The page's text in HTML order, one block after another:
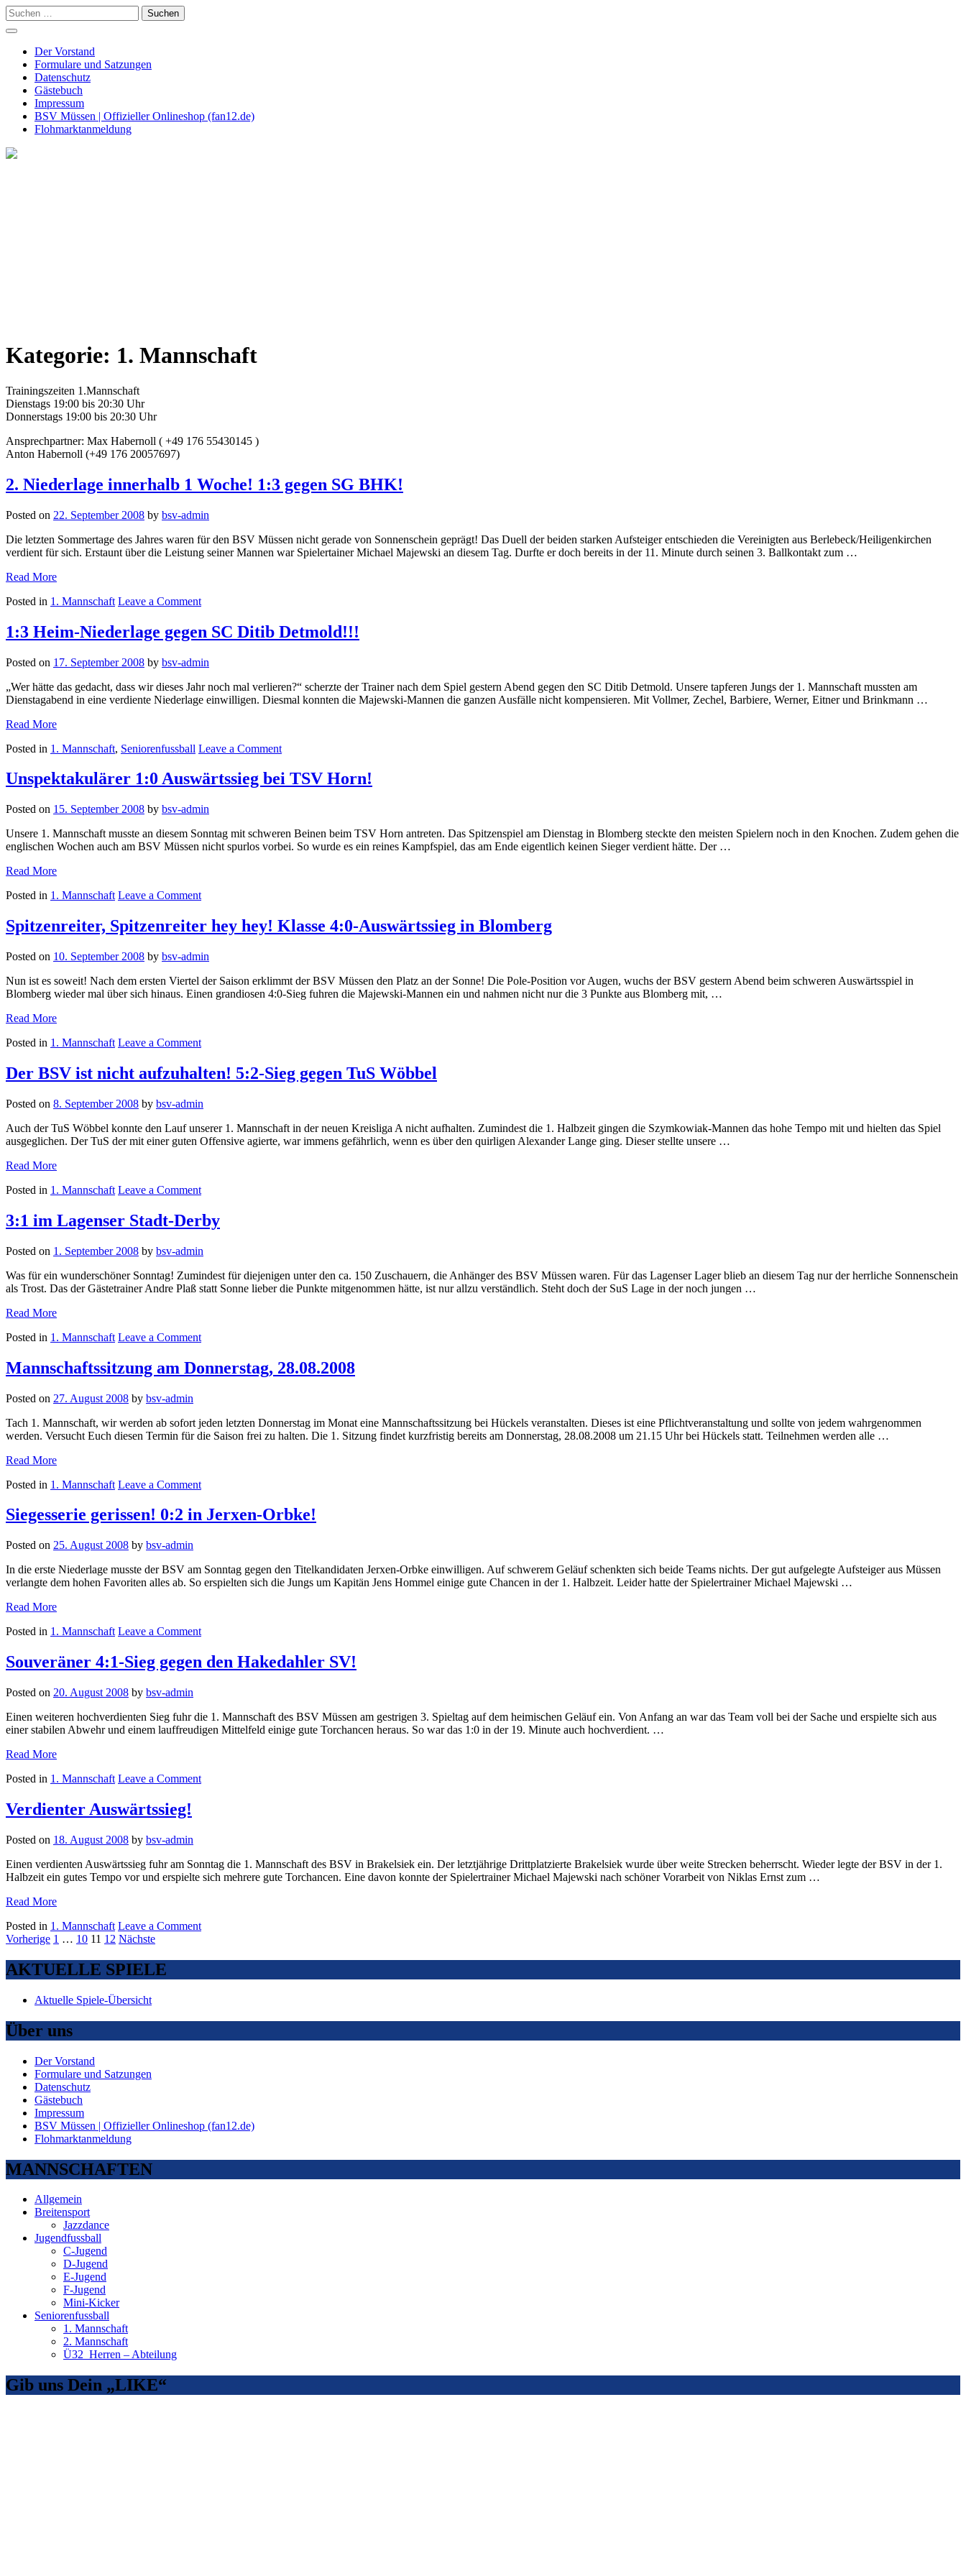
Skip
to
content
Suchen
nach:
Der Vorstand
Formulare und Satzungen
Datenschutz
Gästebuch
Impressum
BSV Müssen | Offizieller Onlineshop (fan12.de)
Flohmarktanmeldung
Kategorie: 1. Mannschaft
Trainingszeiten 1.Mannschaft
Dienstags 19:00 bis 20:30 Uhr
Donnerstags 19:00 bis 20:30 Uhr
Ansprechpartner: Max Habernoll ( +49 176 55430145 )
Anton Habernoll (+49 176 20057697)
2. Niederlage innerhalb 1 Woche! 1:3 gegen SG BHK!
Posted on 22. September 2008 by bsv-admin
Die letzten Sommertage des Jahres waren für den BSV Müssen nicht gerade von Sonnenschein geprägt! Das Duell der beiden starken Aufsteiger entschieden die Vereinigten aus Berlebeck/Heiligenkirchen
verdient für sich. Erstaunt über die Leistung seiner Mannen war Spielertainer Michael Majewski an diesem Tag. Durfte er doch bereits in der 11. Minute durch seinen 3. Ballkontakt zum …
Read More„2.
innerhalb
Woche!
1:3
SG
Posted in 1. Mannschaft Leave a Commenton
Niederlage
innerhalb
Woche!
gegen
SG
1:3 Heim-Niederlage gegen SC Ditib Detmold!!!
Posted on 17. September 2008 by bsv-admin
„Wer hätte das gedacht, dass wir dieses Jahr noch mal verlieren?“ scherzte der Trainer nach dem Spiel gestern Abend gegen den SC Ditib Detmold. Unsere tapferen Jungs der 1. Mannschaft mussten am
Dienstagabend in eine verdiente Niederlage einwilligen. Diesmal konnten die Majewski-Mannen die ganzen Ausfälle nicht kompensieren. Mit Vollmer, Zechel, Barbiere, Werner, Eitner und Brinkmann …
Read More„1:3
Niederlage
SC
Ditib
Posted in 1. Mannschaft, Seniorenfussball Leave a Commenton
Heim-
Niederlage
Detmold!!!
Unspektakulärer 1:0 Auswärtssieg bei TSV Horn!
Posted on 15. September 2008 by bsv-admin
Unsere 1. Mannschaft musste an diesem Sonntag mit schweren Beinen beim TSV Horn antreten. Das Spitzenspiel am Dienstag in Blomberg steckte den meisten Spielern noch in den Knochen. Zudem gehen die
englischen Wochen auch am BSV Müssen nicht spurlos vorbei. So wurde es ein reines Kampfspiel, das am Ende eigentlich keinen Sieger verdient hätte. Der …
Read More„Unspektakulärer
Auswärtssieg
TSV
Horn!“
Posted in 1. Mannschaft Leave a Commenton
1:0
Auswärtssieg
TSV
Spitzenreiter, Spitzenreiter hey hey! Klasse 4:0-Auswärtssieg in Blomberg
Posted on 10. September 2008 by bsv-admin
Nun ist es soweit! Nach dem ersten Viertel der Saison erklimmt der BSV Müssen den Platz an der Sonne! Die Pole-Position vor Augen, wuchs der BSV gestern Abend beim schweren Auswärtsspiel in
Blomberg wieder mal über sich hinaus. Einen grandiosen 4:0-Sieg fuhren die Majewski-Mannen ein und nahmen nicht nur die 3 Punkte aus Blomberg mit, …
Read More„Spitzenreiter,
hey
Klasse
4:0-
in
Posted in 1. Mannschaft Leave a Commenton
Spitzenreiter
hey
Klasse
Auswärtssieg
in
Der BSV ist nicht aufzuhalten! 5:2-Sieg gegen TuS Wöbbel
Posted on 8. September 2008 by bsv-admin
Auch der TuS Wöbbel konnte den Lauf unserer 1. Mannschaft in der neuen Kreisliga A nicht aufhalten. Zumindest die 1. Halbzeit gingen die Szymkowiak-Mannen das hohe Tempo mit und hielten das Spiel
ausgeglichen. Der TuS der mit einer guten Offensive agierte, war immens gefährlich, wenn es über den quirligen Alexander Lange ging. Dieser stellte unsere …
Read More„Der
ist
aufzuhalten!
5:2-
gegen
Wöbbel“
Posted in 1. Mannschaft Leave a Commenton
BSV
ist
aufzuhalten!
Sieg
gegen
3:1 im Lagenser Stadt-Derby
Posted on 1. September 2008 by bsv-admin
Was für ein wunderschöner Sonntag! Zumindest für diejenigen unter den ca. 150 Zuschauern, die Anhänger des BSV Müssen waren. Für das Lagenser Lager blieb an diesem Tag nur der herrliche Sonnenschein
als Trost. Das der Gästetrainer Andre Plaß statt Sonne lieber die Punkte mitgenommen hätte, ist nur allzu verständlich. Steht doch der SuS Lage in der noch jungen …
Read More„3:1
Lagenser
Derby“
Posted in 1. Mannschaft Leave a Commenton
Lagenser
Mannschaftssitzung am Donnerstag, 28.08.2008
Posted on 27. August 2008 by bsv-admin
Tach 1. Mannschaft, wir werden ab sofort jeden letzten Donnerstag im Monat eine Mannschaftssitzung bei Hückels veranstalten. Dieses ist eine Pflichtveranstaltung und sollte von jedem wahrgenommen
werden. Versucht Euch diesen Termin für die Saison frei zu halten. Die 1. Sitzung findet kurzfristig bereits am Donnerstag, 28.08.2008 um 21.15 Uhr bei Hückels statt. Teilnehmen werden alle …
Read More„Mannschaftssitzung
Donnerstag,
Posted in 1. Mannschaft Leave a Commenton
am
Donnerstag,
Siegesserie gerissen! 0:2 in Jerxen-Orbke!
Posted on 25. August 2008 by bsv-admin
In die erste Niederlage musste der BSV am Sonntag gegen den Titelkandidaten Jerxen-Orbke einwilligen. Auf schwerem Geläuf schenkten sich beide Teams nichts. Der gut aufgelegte Aufsteiger aus Müssen
verlangte dem hohen Favoriten alles ab. So erspielten sich die Jungs um Kapitän Jens Hommel einige gute Chancen in der 1. Halbzeit. Leider hatte der Spielertrainer Michael Majewski …
Read More„Siegesserie
0:2
Jerxen-
Orbke!“
Posted in 1. Mannschaft Leave a Commenton
gerissen!
0:2
Souveräner 4:1-Sieg gegen den Hakedahler SV!
Posted on 20. August 2008 by bsv-admin
Einen weiteren hochverdienten Sieg fuhr die 1. Mannschaft des BSV Müssen am gestrigen 3. Spieltag auf dem heimischen Geläuf ein. Von Anfang an war das Team voll bei der Sache und erspielte sich aus
einer stabilen Abwehr und einem lauffreudigen Mittelfeld einige gute Torchancen heraus. So war das 1:0 in der 19. Minute auch hochverdient. …
Read More„Souveräner
Sieg
den
Hakedahler
Posted in 1. Mannschaft Leave a Commenton
SV!
Verdienter Auswärtssieg!
Posted on 18. August 2008 by bsv-admin
Einen verdienten Auswärtssieg fuhr am Sonntag die 1. Mannschaft des BSV in Brakelsiek ein. Der letztjährige Drittplatzierte Brakelsiek wurde über weite Strecken beherrscht. Wieder legte der BSV in der 1.
Halbzeit ein gutes Tempo vor und erspielte sich mehrere gute Torchancen. Eine davon konnte der Spielertrainer Michael Majewski nach schöner Vorarbeit von Niklas Ernst zum …
Read More„Verdienter
Posted in 1. Mannschaft Leave a Commenton
Seitennummerierung
der
Beiträge
Vorherige 1 … 10 11 12 Nächste
AKTUELLE SPIELE
Aktuelle Spiele-Übersicht
Über uns
Der Vorstand
Formulare und Satzungen
Datenschutz
Gästebuch
Impressum
BSV Müssen | Offizieller Onlineshop (fan12.de)
Flohmarktanmeldung
MANNSCHAFTEN
Allgemein
Breitensport
Jazzdance
Jugendfussball
C-Jugend
D-Jugend
E-Jugend
F-Jugend
Mini-Kicker
Seniorenfussball
1. Mannschaft
2. Mannschaft
Ü32_Herren – Abteilung
Gib uns Dein „LIKE“